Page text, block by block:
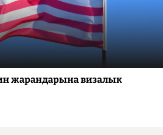
жарандарына визалык